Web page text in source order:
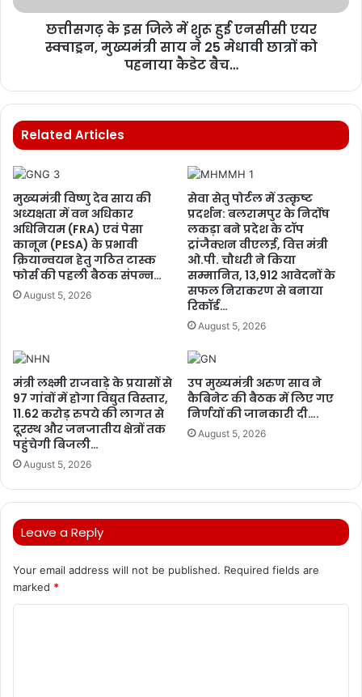
छत्तीसगढ़ के इस जिले में शुरू हुई एनसीसी एयर
स्क्वाड्रन, मुख्यमंत्री साय ने 25 मेधावी छात्रों को
पहनाया कैडेट बैच…
Related Articles
मुख्यमंत्री विष्णु देव साय की
अध्यक्षता में वन अधिकार
अधिनियम (FRA) एवं पेसा
कानून (PESA) के प्रभावी
क्रियान्वयन हेतु गठित टास्क
फोर्स की पहली बैठक संपन्न…
August 5, 2026
सेवा सेतु पोर्टल में उत्कृष्ट
प्रदर्शन: बलरामपुर के निर्दोष
लकड़ा बने प्रदेश के टॉप
ट्रांजैक्शन वीएलई, वित्त मंत्री
ओ.पी. चौधरी ने किया
सम्मानित, 13,912 आवेदनों के
सफल निराकरण से बनाया
रिकॉर्ड…
August 5, 2026
मंत्री लक्ष्मी राजवाड़े के प्रयासों से
97 गांवों में होगा विद्युत विस्तार,
11.62 करोड़ रुपये की लागत से
दूरस्थ और जनजातीय क्षेत्रों तक
पहुंचेगी बिजली…
August 5, 2026
उप मुख्यमंत्री अरुण साव ने
कैबिनेट की बैठक में लिए गए
निर्णयों की जानकारी दी….
August 5, 2026
Leave a Reply
Your email address will not be published. Required fields are
marked *